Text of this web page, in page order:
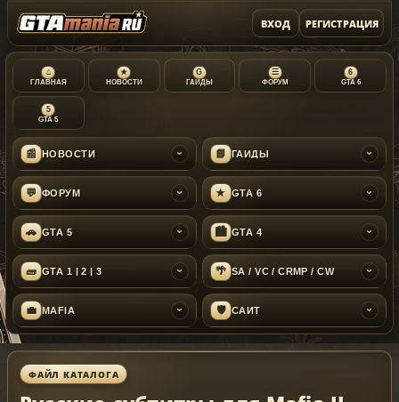
ВХОД РЕГИСТРАЦИЯ
⌂
ГЛАВНАЯ
★
НОВОСТИ
G
ГАЙДЫ
☰
ФОРУМ
6
GTA 6
5
GTA 5
📰 НОВОСТИ › 📘 ГАЙДЫ ›
💬 ФОРУМ › ★ GTA 6 ›
🚗 GTA 5 › 🏙 GTA 4 ›
🧱 GTA 1 | 2 | 3 › 🌴 SA / VC / CRMP / CW ›
💼 MAFIA › 🛡 САЙТ ›
ФАЙЛ КАТАЛОГА